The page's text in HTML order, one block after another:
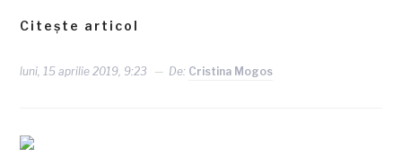
Citește articol
luni, 15 aprilie 2019, 9:23 De: Cristina Mogos